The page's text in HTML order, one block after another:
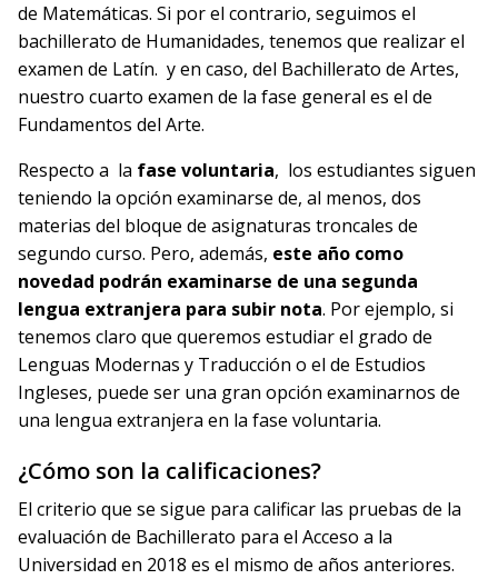
de Matemáticas. Si por el contrario, seguimos el
bachillerato de Humanidades, tenemos que realizar el
examen de Latín. y en caso, del Bachillerato de Artes,
nuestro cuarto examen de la fase general es el de
Fundamentos del Arte.
Respecto a la fase voluntaria, los estudiantes siguen
teniendo la opción examinarse de, al menos, dos
materias del bloque de asignaturas troncales de
segundo curso. Pero, además, este año como
novedad podrán examinarse de una segunda
lengua extranjera para subir nota. Por ejemplo, si
tenemos claro que queremos estudiar el grado de
Lenguas Modernas y Traducción o el de Estudios
Ingleses, puede ser una gran opción examinarnos de
una lengua extranjera en la fase voluntaria.
¿Cómo son la calificaciones?
El criterio que se sigue para calificar las pruebas de la
evaluación de Bachillerato para el Acceso a la
Universidad en 2018 es el mismo de años anteriores.